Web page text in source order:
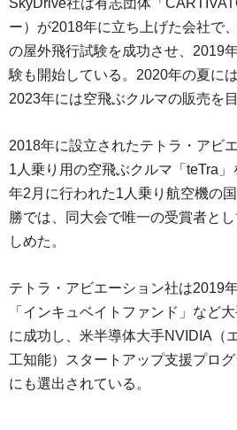
SkyDrive社は有志団体「
ー）が2018年に立ち上げた会社で
の屋外飛行試験を成功させ、2019
験も開始している。2020年の夏に
2023年には空飛ぶクルマの販売を
2018年に設立されたテトラ・アビ
1人乗り用の空飛ぶクルマ「teTra
年2月に行われた1人乗り航空機の
勝では、同大会で唯一の受賞者と
しめた。
テトラ・アビエーション社は2019
「インキュベイトファンド」など
に成功し、米半導体大手NVIDIA（
工知能）スタートアップ支援プロ
にも選出されている。